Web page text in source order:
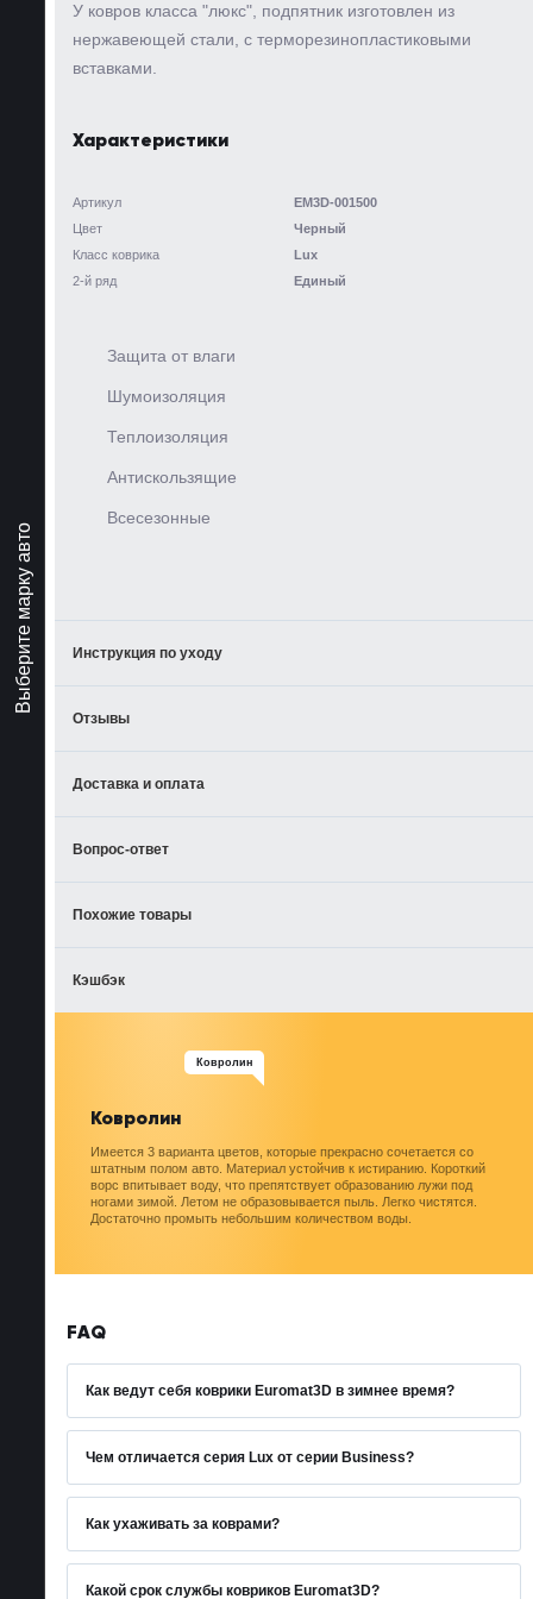
Выберите марку авто
У ковров класса "люкс", подпятник изготовлен из
нержавеющей стали, с терморезинопластиковыми
вставками.
Характеристики
Артикул
EM3D-001500
Цвет
Черный
Класс коврика
Lux
2-й ряд
Единый
Защита от влаги
Шумоизоляция
Теплоизоляция
Антискользящие
Всесезонные
Инструкция по уходу
Отзывы
Доставка и оплата
Вопрос-ответ
Похожие товары
Кэшбэк
Ковролин
Имеется 3 варианта цветов, которые прекрасно сочетается со
штатным полом авто. Материал устойчив к истиранию. Короткий
ворс впитывает воду, что препятствует образованию лужи под
ногами зимой. Летом не образовывается пыль. Легко чистятся.
Достаточно промыть небольшим количеством воды.
Ковролин
FAQ
Как ведут себя коврики Euromat3D в зимнее время?
Ковры Euromat являются всесезонными. Зимой не
впитывается в верхний текстильный слой и,
частично, в пористый полимерный слой. Основа
коврика 100% влагонепроницаемая и не дает воде
попасть на пол автомобиля. При включенной печке
через 10 - 15 мин. поверхность станет сухой. Бортик
Чем отличается серия Lux от серии Business?
На коврах Euromat серии Lux установлен подпятник
резиновыми вставками. Такой подпятник защищает
от протирания поверхность под правой ногой
водителя, которая является слабым местом всех
Как ухаживать за коврами?
1.Не используйте щетку с жестким ворсом и не
Какой срок службы ковриков Euromat3D?